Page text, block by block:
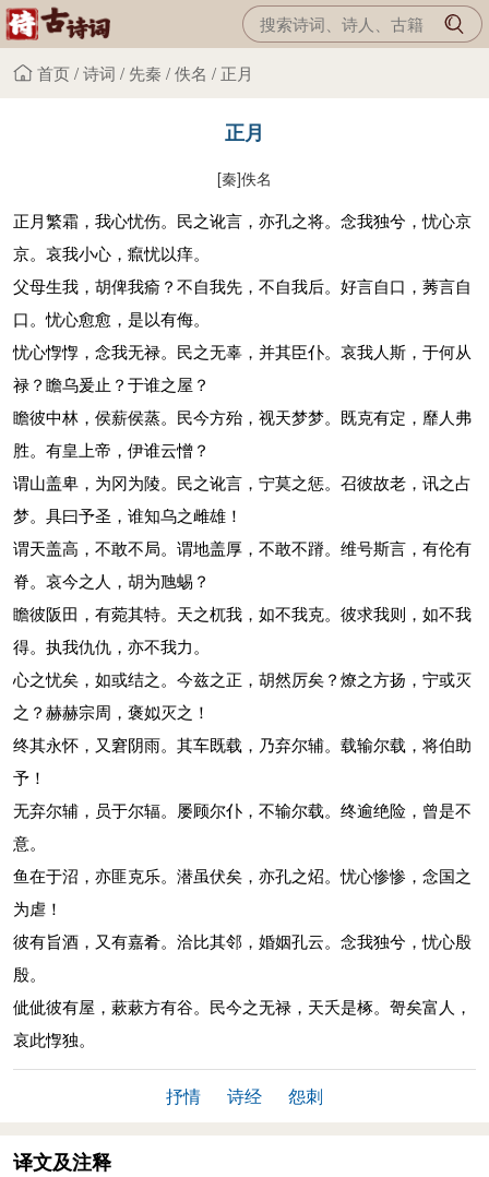
首页/诗词 / 先秦 /佚名 / 正月
正月
[秦]佚名
正月繁霜，我心忧伤。民之讹言，亦孔之将。念我独兮，忧心京
京。哀我小心，癙忧以痒。
父母生我，胡俾我瘉？不自我先，不自我后。好言自口，莠言自
口。忧心愈愈，是以有侮。
忧心惸惸，念我无禄。民之无辜，并其臣仆。哀我人斯，于何从
禄？瞻乌爰止？于谁之屋？
瞻彼中林，侯薪侯蒸。民今方殆，视天梦梦。既克有定，靡人弗
胜。有皇上帝，伊谁云憎？
谓山盖卑，为冈为陵。民之讹言，宁莫之惩。召彼故老，讯之占
梦。具曰予圣，谁知乌之雌雄！
谓天盖高，不敢不局。谓地盖厚，不敢不蹐。维号斯言，有伦有
脊。哀今之人，胡为虺蜴？
瞻彼阪田，有菀其特。天之杌我，如不我克。彼求我则，如不我
得。执我仇仇，亦不我力。
心之忧矣，如或结之。今兹之正，胡然厉矣？燎之方扬，宁或灭
之？赫赫宗周，褒姒灭之！
终其永怀，又窘阴雨。其车既载，乃弃尔辅。载输尔载，将伯助
予！
无弃尔辅，员于尔辐。屡顾尔仆，不输尔载。终逾绝险，曾是不
意。
鱼在于沼，亦匪克乐。潜虽伏矣，亦孔之炤。忧心惨惨，念国之
为虐！
彼有旨酒，又有嘉肴。洽比其邻，婚姻孔云。念我独兮，忧心殷
殷。
佌佌彼有屋，蔌蔌方有谷。民今之无禄，天夭是椓。哿矣富人，
哀此惸独。
抒情 诗经 怨刺
译文及注释